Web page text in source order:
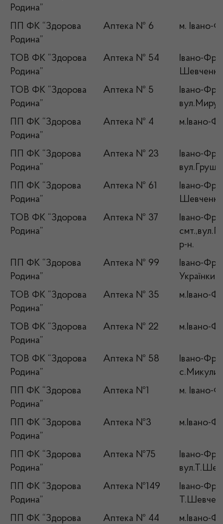
Родина”
ПП ФК “Здорова
Родина”
Аптека № 6 м. Івано-
ТОВ ФК “Здорова
Родина”
Аптека № 54
Івано-
ТОВ ФК “Здорова
Родина”
Аптека № 5
Івано-
ПП ФК “Здорова
Родина”
Аптека № 4 м.Івано-
ПП ФК “Здорова
Родина”
Аптека № 23
Івано-
ПП ФК “Здорова
Родина”
Аптека № 61
Івано-
ТОВ ФК “Здорова
Родина”
Аптека № 37
Івано-
р-н.
ПП ФК “Здорова
Родина”
Аптека № 99
Івано-
ТОВ ФК “Здорова
Родина”
Аптека № 35 м.Івано-
ТОВ ФК “Здорова
Родина”
Аптека № 22 м.Івано-
ТОВ ФК “Здорова
Родина”
Аптека № 58
Івано-
ПП ФК “Здорова
Родина”
Аптека №1 м. Івано-
ПП ФК “Здорова
Родина”
Аптека №3 м.Івано-
ПП ФК “Здорова
Родина”
Аптека №75
Івано-
ПП ФК “Здорова
Родина”
Аптека №149
Івано-
ПП ФК “Здорова
Аптека № 44 м.Івано-